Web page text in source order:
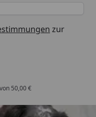
zur
50,00 €